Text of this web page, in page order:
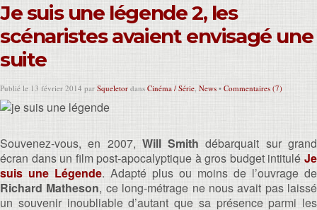
Je suis une légende 2, les
scénaristes avaient envisagé une
suite
Publié le 13 février 2014 par Squeletor dans Cinéma / Série, News • Commentaires (7)
Souvenez-vous, en 2007, Will Smith débarquait sur grand
écran dans un film post-apocalyptique à gros budget intitulé Je
suis une Légende. Adapté plus ou moins de l’ouvrage de
Richard Matheson, ce long-métrage ne nous avait pas laissé
un souvenir inoubliable d’autant que sa présence parmi les